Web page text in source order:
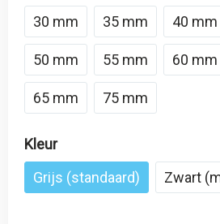
30 mm
35 mm 40 mm
50 mm 55 mm 60 mm
65 mm 75 mm
Kleur
Grijs (standaard)
Zwart